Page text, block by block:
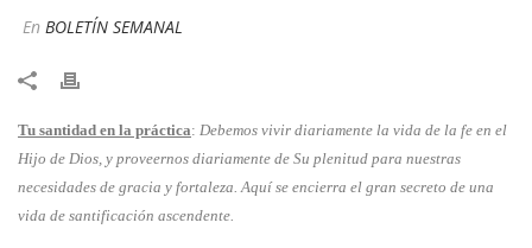
En BOLETÍN SEMANAL
​Tu santidad en la práctica: Debemos vivir diariamente la vida de la fe en el
Hijo de Dios, y proveernos diariamente de Su plenitud para nuestras
necesidades de gracia y fortaleza. Aquí se encierra el gran secreto de una
vida de santificación ascendente.